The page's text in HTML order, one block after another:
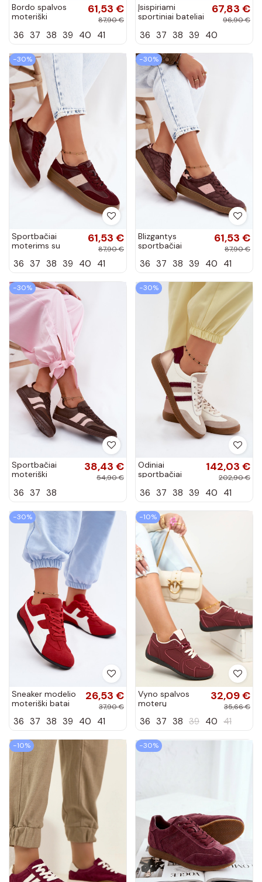
Bordo spalvos
moteriški
platforma Big Star
61,53 €
87,90 €
36 37 38 39 40 41
Įsispiriami
sportiniai bateliai
Star UU274053
67,83 €
96,90 €
36 37 38 39 40
−30%
Sportbačiai
moterims su
UU274013 bordo
61,53 €
87,90 €
36 37 38 39 40 41
−30%
Blizgantys
sportbačiai
UU274016 bordo
61,53 €
87,90 €
36 37 38 39 40 41
−30%
Sportbačiai
moteriški
Lurea
38,43 €
54,90 €
36 37 38
−30%
Odiniai
sportbačiai
baltos-bordo
142,03 €
202,90 €
36 37 38 39 40 41
−30%
Sneaker modelio
moteriški batai
Tai
26,53 €
37,90 €
36 37 38 39 40 41
−10%
Vyno spalvos
moterų
krepšininkai
32,09 €
35,66 €
36 37 38 39 40 41
−10% −30%